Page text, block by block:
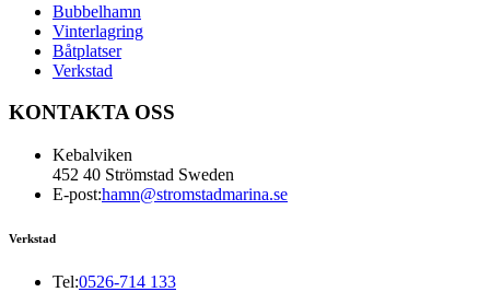
Bubbelhamn
Vinterlagring
Båtplatser
Verkstad
KONTAKTA OSS
Kebalviken
452 40 Strömstad Sweden
E-post:hamn@stromstadmarina.se
Verkstad
Tel:0526-714 133